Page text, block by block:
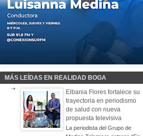
MÁS LEÍDAS EN REALIDAD BOGA
Elbania Flores fortalece su
trayectoria en periodismo
de salud con nueva
propuesta televisiva
La periodista del Grupo de